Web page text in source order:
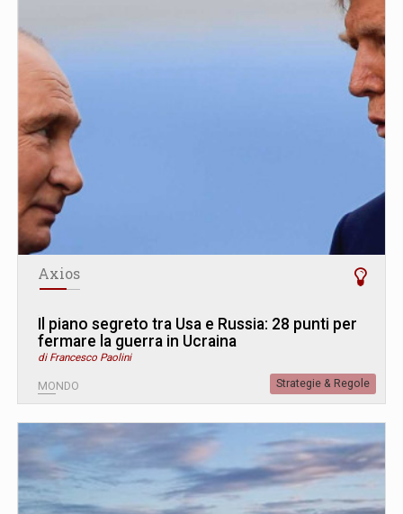
Axios
Il piano segreto tra Usa e Russia: 28 punti per
fermare la guerra in Ucraina
di Francesco Paolini
MONDO Strategie & Regole